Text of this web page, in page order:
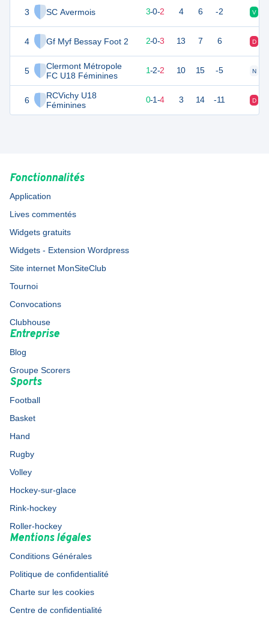
3 SC Avermois
4 Gf Myf Bessay Foot 2
5
Clermont Métropole
FC U18 Féminines
6
RCVichy U18
Féminines
3-0-2 4 6 -2 V
6 5 2-0-3 13 7 6 D
5 1-2-2 10 15 -5 N
0-1-4 3 14 -11 D
Fonctionnalités
Application
Lives commentés
Widgets gratuits
Widgets - Extension Wordpress
Site internet MonSiteClub
Tournoi
Convocations
Clubhouse
Entreprise
Blog
Groupe Scorers
Sports
Football
Basket
Hand
Rugby
Volley
Hockey-sur-glace
Rink-hockey
Roller-hockey
Mentions légales
Conditions Générales
Politique de confidentialité
Charte sur les cookies
Centre de confidentialité